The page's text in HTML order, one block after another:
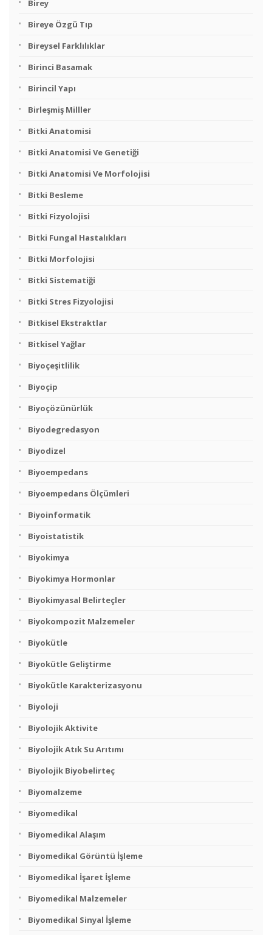
Birey
Bireye Özgü Tıp
Bireysel Farklılıklar
Birinci Basamak
Birincil Yapı
Birleşmiş Milller
Bitki Anatomisi
Bitki Anatomisi Ve Genetiği
Bitki Anatomisi Ve Morfolojisi
Bitki Besleme
Bitki Fizyolojisi
Bitki Fungal Hastalıkları
Bitki Morfolojisi
Bitki Sistematiği
Bitki Stres Fizyolojisi
Bitkisel Ekstraktlar
Bitkisel Yağlar
Biyoçeşitlilik
Biyoçip
Biyoçözünürlük
Biyodegredasyon
Biyodizel
Biyoempedans
Biyoempedans Ölçümleri
Biyoinformatik
Biyoistatistik
Biyokimya
Biyokimya Hormonlar
Biyokimyasal Belirteçler
Biyokompozit Malzemeler
Biyokütle
Biyokütle Geliştirme
Biyokütle Karakterizasyonu
Biyoloji
Biyolojik Aktivite
Biyolojik Atık Su Arıtımı
Biyolojik Biyobelirteç
Biyomalzeme
Biyomedikal
Biyomedikal Alaşım
Biyomedikal Görüntü İşleme
Biyomedikal İşaret İşleme
Biyomedikal Malzemeler
Biyomedikal Sinyal İşleme